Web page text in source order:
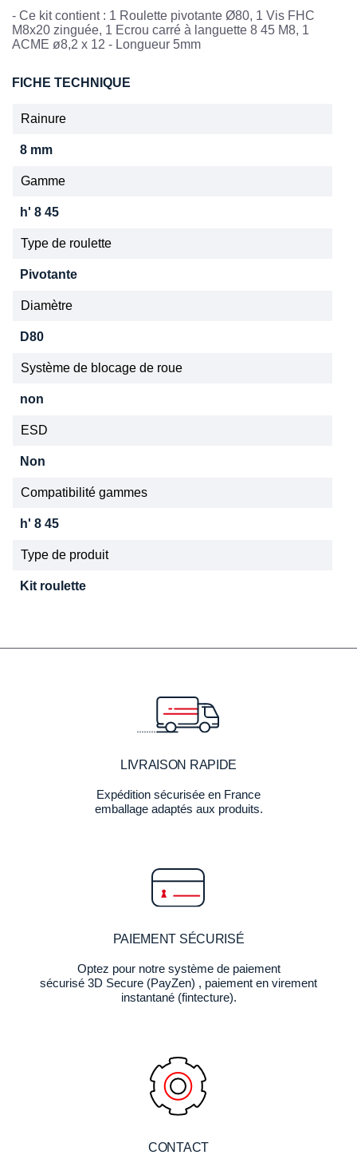
- Ce kit contient : 1 Roulette pivotante Ø80, 1 Vis FHC
M8x20 zinguée, 1 Ecrou carré à languette 8 45 M8, 1
ACME ø8,2 x 12 - Longueur 5mm
FICHE TECHNIQUE
Rainure
8 mm
Gamme
h' 8 45
Type de roulette
Pivotante
Diamètre
D80
Système de blocage de roue
non
ESD
Non
Compatibilité gammes
h' 8 45
Type de produit
Kit roulette
LIVRAISON RAPIDE
Expédition sécurisée en France
emballage adaptés aux produits.
PAIEMENT SÉCURISÉ
Optez pour notre système de paiement
sécurisé 3D Secure (PayZen) , paiement en virement
instantané (fintecture).
CONTACT